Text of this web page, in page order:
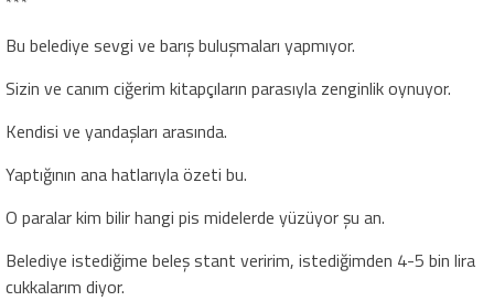
Bu belediye sevgi ve barış buluşmaları yapmıyor.
Sizin ve canım ciğerim kitapçıların parasıyla zenginlik oynuyor.
Kendisi ve yandaşları arasında.
Yaptığının ana hatlarıyla özeti bu.
O paralar kim bilir hangi pis midelerde yüzüyor şu an.
Belediye istediğime beleş stant veririm, istediğimden 4-5 bin lira
cukkalarım diyor.